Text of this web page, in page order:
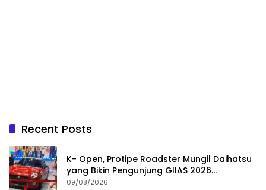
Recent Posts
K- Open, Protipe Roadster Mungil Daihatsu
yang Bikin Pengunjung GIIAS 2026
Penasaran
09/08/2026